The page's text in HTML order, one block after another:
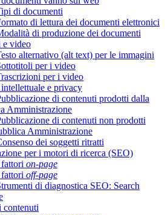
di documenti
di lettura dei documenti elettronici
di produzione dei documenti
e video
alternativo (alt text) per le immagini
per i video
per i video
e privacy
di contenuti prodotti dalla
Amministrazione
di contenuti non prodotti
Amministrazione
dei soggetti ritratti
per i motori di ricerca (SEO)
on-page
off-page
di diagnostica SEO: Search
contenuti